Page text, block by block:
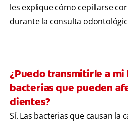
les explique cómo cepillarse
durante la consulta
¿Puedo transmitirle a mi
bacterias que pueden
dientes?
Sí. Las bacterias que causan la